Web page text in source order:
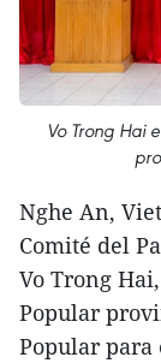
Vo Trong Hai
Nghe An,
Comité del
Vo Trong
Popular
Popular para